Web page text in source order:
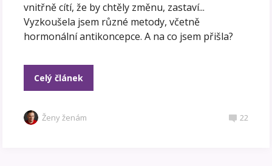
vnitřně cítí, že by chtěly změnu, zastaví...
Vyzkoušela jsem různé metody, včetně
hormonální antikoncepce. A na co jsem přišla?
Celý článek
Ženy ženám 22